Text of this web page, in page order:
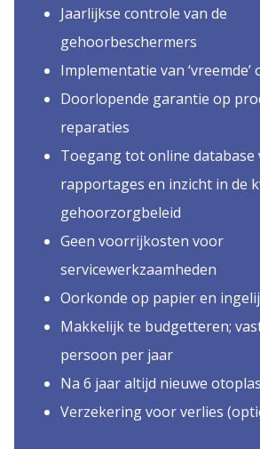
Jaarlijkse controle van de
gehoorbeschermers
Implementatie van
Doorlopende garantie op
reparaties
Toegang tot online database
rapportages en inzicht in de
gehoorzorgbeleid
Geen voorrijkosten voor
servicewerkzaamheden
Oorkonde op papier en
Makkelijk te budgetteren;
persoon per jaar
Na 6 jaar altijd nieuwe
Verzekering voor verlies